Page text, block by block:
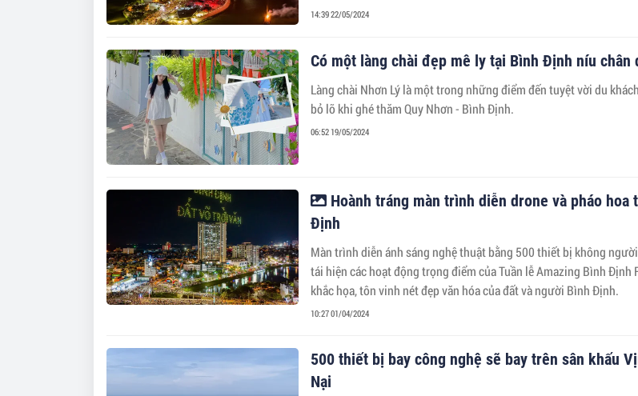
14:39 22/05/2024
Có một làng chài đẹp mê ly tại Bình Định níu chân
Làng chài Nhơn Lý là một trong những điểm đến tuyệt vời du
bỏ lỡ khi ghé thăm Quy Nhơn - Bình Định.
06:52 19/05/2024
Hoành tráng màn trình diễn drone và pháo hoa
Định
Màn trình diễn ánh sáng nghệ thuật bằng 500 thiết bị không
tái hiện các hoạt động trọng điểm của Tuần lễ Amazing Bình Định
khắc họa, tôn vinh nét đẹp văn hóa của đất và người Bình Định.
10:27 01/04/2024
500 thiết bị bay công nghệ sẽ bay trên sân khấu
Nại